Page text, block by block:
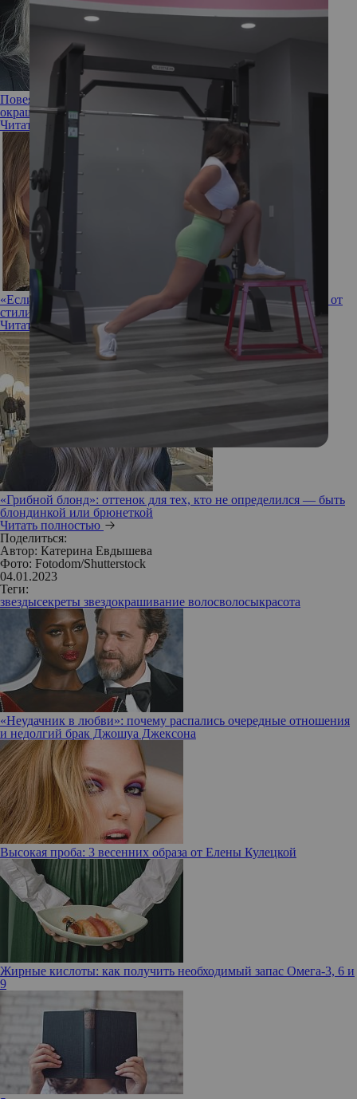
Повеяло холодом: «альпийский блонд» — самое стильное
окрашивание зимы 2023 для любительниц светлых волос
Читать полностью
«Если не знаете, чего хотите, красьтесь в блонд!»: 6 советов от
стилиста Беллы Хадид и Дуа Липы
Читать полностью
«Грибной блонд»: оттенок для тех, кто не определился — быть
блондинкой или брюнеткой
Читать полностью
Поделиться:
Автор: Катерина Евдышева
Фото: Fotodom/Shutterstock
04.01.2023
Теги:
звездысекреты звездокрашивание волосволосыкрасота
«Неудачник в любви»: почему распались очередные отношения
и недолгий брак Джошуа Джексона
Высокая проба: 3 весенних образа от Елены Кулецкой
Жирные кислоты: как получить необходимый запас Омега-3, 6 и
9